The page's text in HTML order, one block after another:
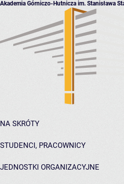
Akademia Górniczo-Hutnicza im. Stanisława
NA SKRÓTY
STUDENCI, PRACOWNICY
JEDNOSTKI ORGANIZACYJNE